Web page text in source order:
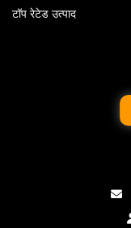
टॉप रेटेड उत्पाद